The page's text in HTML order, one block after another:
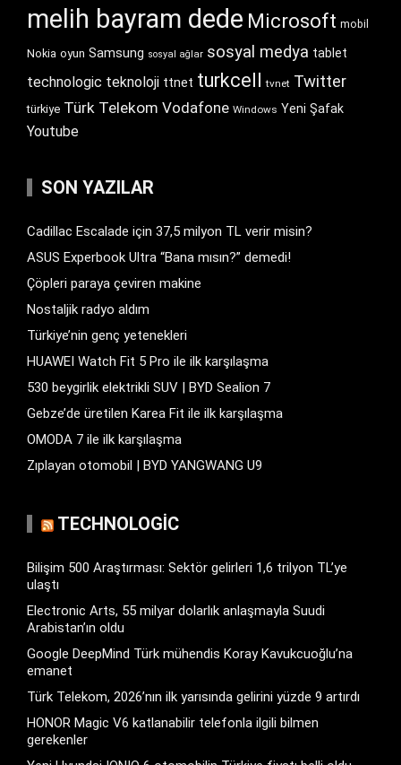
melih bayram dede Microsoft mobil
Nokia oyun Samsung sosyal ağlar sosyal medya tablet
technologic teknoloji ttnet turkcell tvnet Twitter
türkiye Türk Telekom Vodafone Windows Yeni Şafak
Youtube
SON YAZILAR
Cadillac Escalade için 37,5 milyon TL verir misin?
ASUS Experbook Ultra “Bana mısın?” demedi!
Çöpleri paraya çeviren makine
Nostaljik radyo aldım
Türkiye’nin genç yetenekleri
HUAWEI Watch Fit 5 Pro ile ilk karşılaşma
530 beygirlik elektrikli SUV | BYD Sealion 7
Gebze’de üretilen Karea Fit ile ilk karşılaşma
OMODA 7 ile ilk karşılaşma
Zıplayan otomobil | BYD YANGWANG U9
TECHNOLOGIC
Bilişim 500 Araştırması: Sektör gelirleri 1,6 trilyon TL’ye
ulaştı
Electronic Arts, 55 milyar dolarlık anlaşmayla Suudi
Arabistan’ın oldu
Google DeepMind Türk mühendis Koray Kavukcuoğlu’na
emanet
Türk Telekom, 2026’nın ilk yarısında gelirini yüzde 9 artırdı
HONOR Magic V6 katlanabilir telefonla ilgili bilmen
gerekenler